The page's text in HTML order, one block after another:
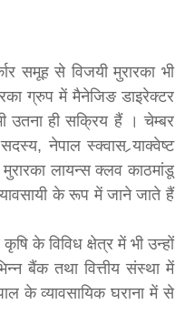
समूह से विजयी मुरारका भी
ग्रुप में मैनेजिङ डाइरेक्टर
उतना ही सक्रिय हैं । चेम्बर
नेपाल स्क्वास र्‍याक्वेष्ट
लायन्स क्लव काठमांडू
के रूप में जाने जाते हैं
के विविध क्षेत्र में भी उन्हों
बैंक तथा वित्तीय संस्था में
के व्यावसायिक घराना में से